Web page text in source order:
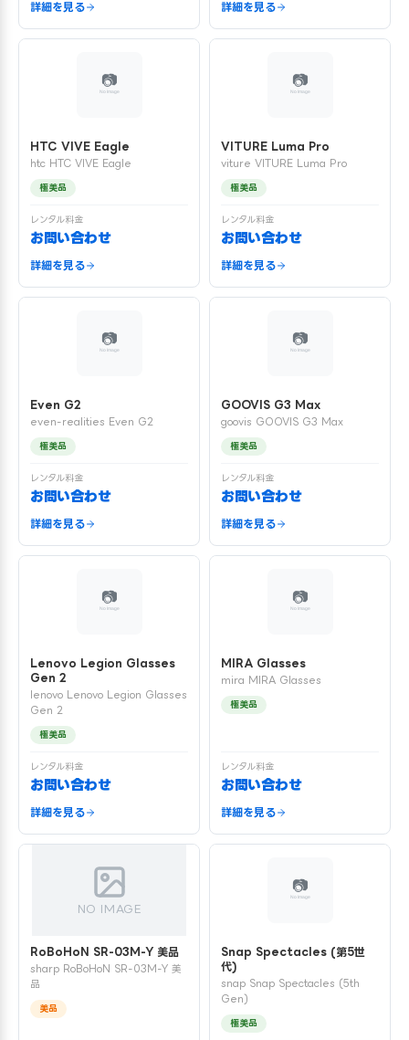
詳細を見る 詳細を見る
HTC VIVE Eagle
htc HTC VIVE Eagle
極美品
レンタル料金
お問い合わせ
詳細を見る
VITURE Luma Pro
viture VITURE Luma Pro
極美品
レンタル料金
お問い合わせ
詳細を見る
Even G2
even-realities Even G2
極美品
レンタル料金
お問い合わせ
詳細を見る
GOOVIS G3 Max
goovis GOOVIS G3 Max
極美品
レンタル料金
お問い合わせ
詳細を見る
Lenovo Legion Glasses
Gen 2
lenovo Lenovo Legion Glasses
Gen 2
極美品
レンタル料金
お問い合わせ
詳細を見る
MIRA Glasses
mira MIRA Glasses
極美品
レンタル料金
お問い合わせ
詳細を見る
NO IMAGE
RoBoHoN SR-03M-Y 美品
sharp RoBoHoN SR-03M-Y 美
品
美品
Snap Spectacles (第5世
代)
snap Snap Spectacles (5th
Gen)
極美品